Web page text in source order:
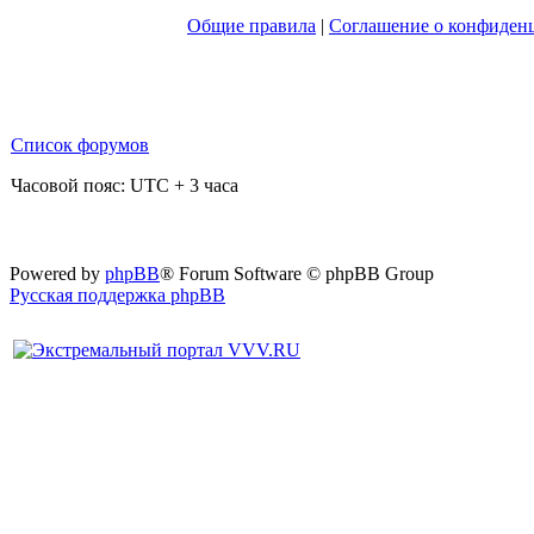
Общие правила | Соглашение о
Список форумов
Часовой пояс: UTC + 3 часа
Powered by phpBB® Forum Software © phpBB Group
Русская поддержка phpBB